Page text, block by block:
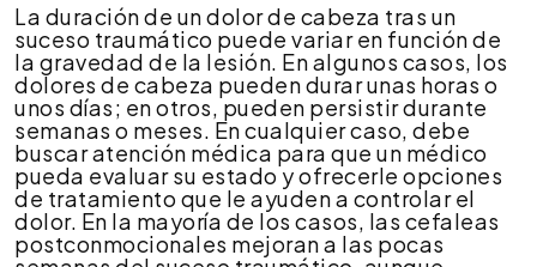
La duración de un dolor de cabeza tras un
suceso traumático puede variar en función de
la gravedad de la lesión. En algunos casos, los
dolores de cabeza pueden durar unas horas o
unos días; en otros, pueden persistir durante
semanas o meses. En cualquier caso, debe
buscar atención médica para que un médico
pueda evaluar su estado y ofrecerle opciones
de tratamiento que le ayuden a controlar el
dolor. En la mayoría de los casos, las cefaleas
postconmocionales mejoran a las pocas